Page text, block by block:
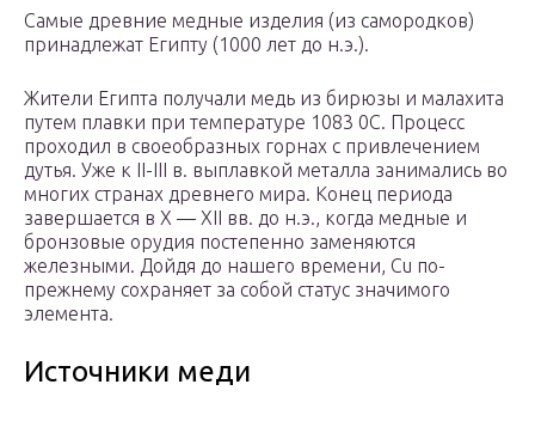
Самые древние медные изделия (из самородков)
принадлежат Египту (1000 лет до н.э.).
Жители Египта получали медь из бирюзы и малахита
путем плавки при температуре 1083 0С. Процесс
проходил в своеобразных горнах с привлечением
дутья. Уже к II-III в. выплавкой металла занимались во
многих странах древнего мира. Конец периода
завершается в Х — ХII вв. до н.э., когда медные и
бронзовые орудия постепенно заменяются
железными. Дойдя до нашего времени, Cu по-
прежнему сохраняет за собой статус значимого
элемента.
Источники меди